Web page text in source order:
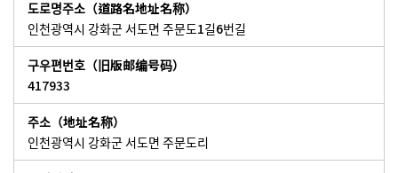
인천광역시 강화군 서도면 주문도1길6번길
417933
인천광역시 강화군 서도면 주문도리